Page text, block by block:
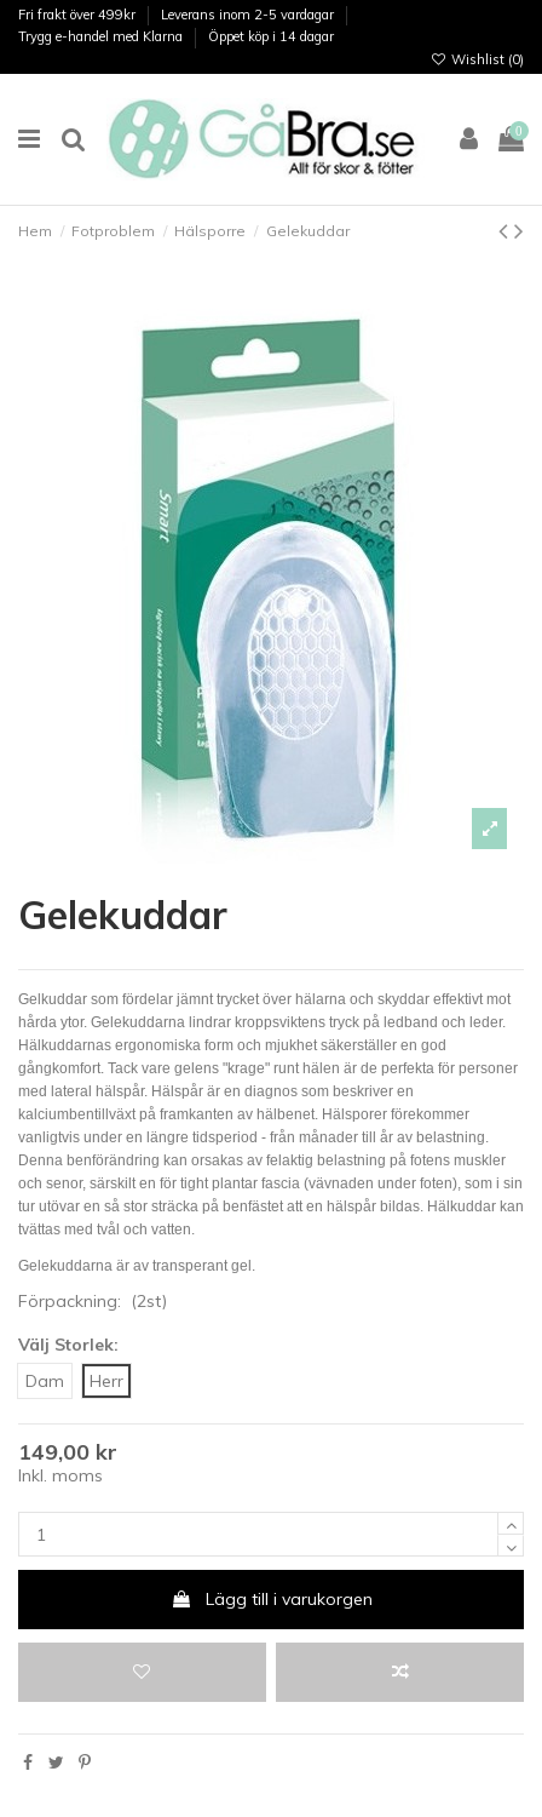
Fri frakt över 499kr
Leverans inom 2-5 vardagar
Trygg e-handel med Klarna
Öppet köp i 14 dagar
Wishlist (0)
0
Hem Fotproblem Hälsporre Gelekuddar
Gelekuddar
Gelkuddar som fördelar jämnt trycket över hälarna och skyddar effektivt mot
hårda ytor. Gelekuddarna lindrar kroppsviktens tryck på ledband och leder.
Hälkuddarnas ergonomiska form och mjukhet säkerställer en god
gångkomfort. Tack vare gelens "krage" runt hälen är de perfekta för personer
med lateral hälspår. Hälspår är en diagnos som beskriver en
kalciumbentillväxt på framkanten av hälbenet. Hälsporer förekommer
vanligtvis under en längre tidsperiod - från månader till år av belastning.
Denna benförändring kan orsakas av felaktig belastning på fotens muskler
och senor, särskilt en för tight plantar fascia (vävnaden under foten), som i sin
tur utövar en så stor sträcka på benfästet att en hälspår bildas. Hälkuddar kan
tvättas med tvål och vatten.
Gelekuddarna är av transperant gel.
Förpackning: (2st)
Välj Storlek:
Dam
Herr
149,00 kr
Inkl. moms
Lägg till i varukorgen